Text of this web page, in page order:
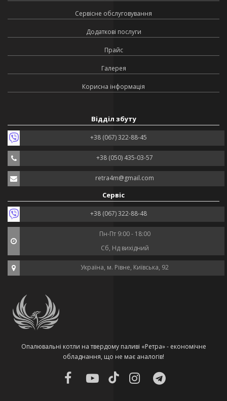
Сервісне обслуговування
Додаткові послуги
Прайс
Галерея
Корисна інформація
Відділ збуту
+38 (067) 322-88-45
+38 (050) 435-03-57
retra4m@gmail.com
Сервіс
+38 (067) 322-88-48
Пн-Пт 9:00 - 18:00
Сб, Нд вихідний
Україна, м. Рівне, Київська, 92
Опалювальні котли на твердому паливі «Ретра» - економічне
обладнання, що не має аналогів!